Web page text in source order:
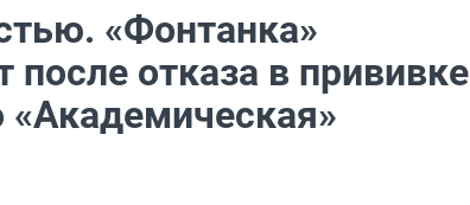
«Фонтанка»
после отказа в прививке
«Академическая»